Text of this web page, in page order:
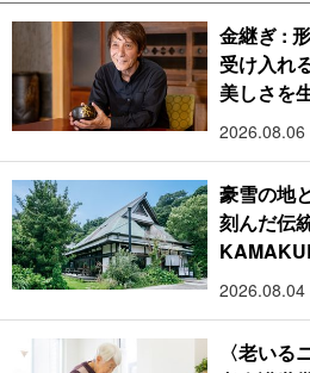
金継ぎ :
受け入れ
美しさを
樹
2026.08.06
豪雪の地
刻んだ伝
2026.08.04
〈老い